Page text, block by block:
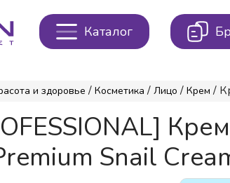
Каталог
и здоровье / Косметика / Лицо / Крем /
Snail